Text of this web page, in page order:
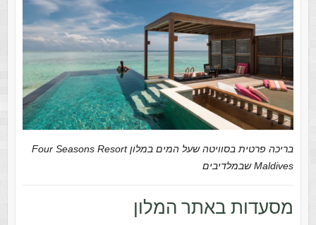
בריכה פרטית בסוויטה שעל המים במלון Four Seasons Resort
Maldives שבמלדיבים
מסעדות באתר המלון